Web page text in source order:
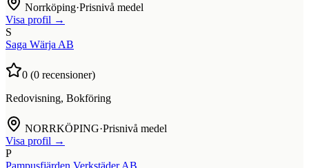
Norrköping·Prisnivå medel
Visa profil →
S
Saga Wärja AB
0 (0 recensioner)
Redovisning, Bokföring
NORRKÖPING·Prisnivå medel
Visa profil →
P
Pampusfjärden Verkstäder AB